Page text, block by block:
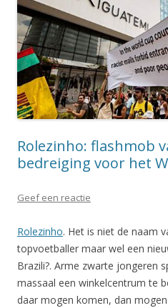
Rolezinho: flashmob
bedreiging voor het
Geef een reactie
Rolezinho. Het is niet de naam
topvoetballer maar wel een
Brazili?. Arme zwarte jongeren
massaal een winkelcentrum te
daar mogen komen, dan